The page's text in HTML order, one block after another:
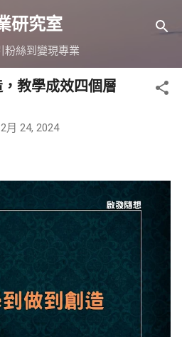
主要內容
研究室
粉絲到變現專業
，教學成效四個層
2月 24, 2024